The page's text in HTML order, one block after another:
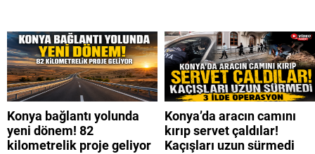
Konya bağlantı yolunda
yeni dönem! 82
kilometrelik proje geliyor
Konya’da aracın camını
kırıp servet çaldılar!
Kaçışları uzun sürmedi